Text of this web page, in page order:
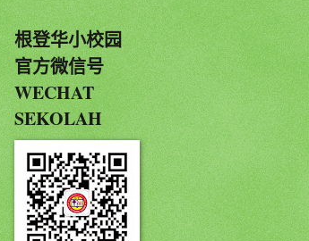
根登华小校园
官方微信号
WECHAT
SEKOLAH